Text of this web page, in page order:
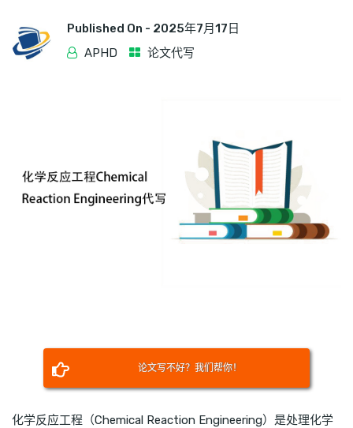
Published On - 2025年7月17日
APHD
论文代写
论文写不好？我们帮你！
化学反应工程（Chemical Reaction Engineering）是处理化学